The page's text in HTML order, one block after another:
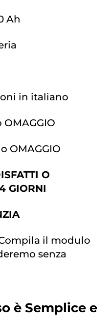
Ah
in italiano
OMAGGIO
O
GIORNI
il modulo
senza
è Semplice e